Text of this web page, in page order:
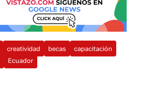
creatividad becas
capacitación
Ecuador